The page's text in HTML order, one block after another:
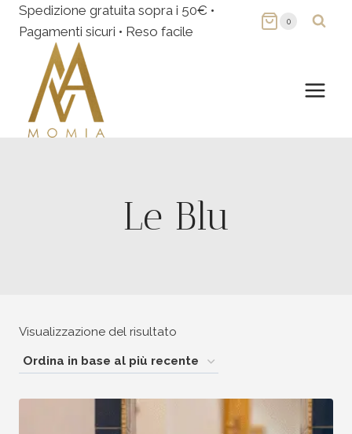
Salta
contenuto
Spedizione gratuita sopra i 50€ •
Pagamenti sicuri • Reso facile
0
Le Blu
Visualizzazione del risultato